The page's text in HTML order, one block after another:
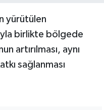
yürütülen
birlikte bölgede
artırılması, aynı
sağlanması